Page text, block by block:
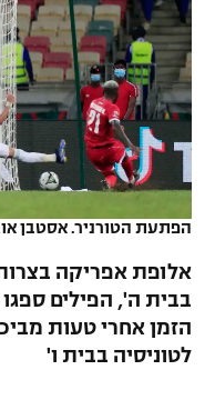
VOD
רץ ברשת
תוצאות
לוח שידורים
נבחרת ישראל
מכבי חיפה
בית"ר ירושלים
מכבי תל אביב
הפועל חיפה
הפועל באר שבע
ליגה ספרדית
ליגה איטלקית
ליגה צרפתית
ליגה טורקית
כדורסל נשים
מכבי תל אביב
הפועל חולון
הפועל ירושלים
דני אבדיה
יורוליג
יורוקאפ
טניס
כדוריד
כדורעף
שחייה
ג'ודו
אגרוף
הפתעת הטורניר. אסטבן
הזמן אחרי טעות
לטוניסיה בבית ו'